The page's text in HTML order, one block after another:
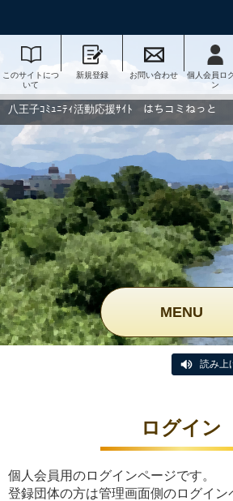
このサイトにつ
いて
新規登録 お問い合わせ
個人会員ロ
ン
八王子ｺﾐｭﾆﾃｨ活動応援ｻｲﾄ はちコミねっと
MENU
読み上
ログイン
個人会員用のログインページです。
登録団体の方は管理画面側のログイン